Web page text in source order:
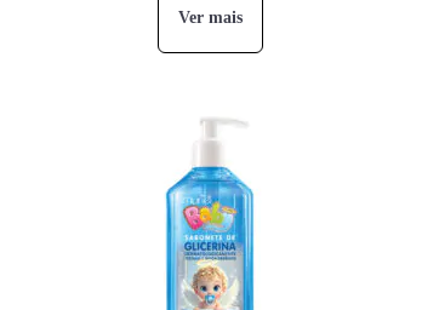
Ver mais